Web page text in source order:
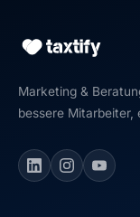
Marketing &
bessere Mitarbeiter,